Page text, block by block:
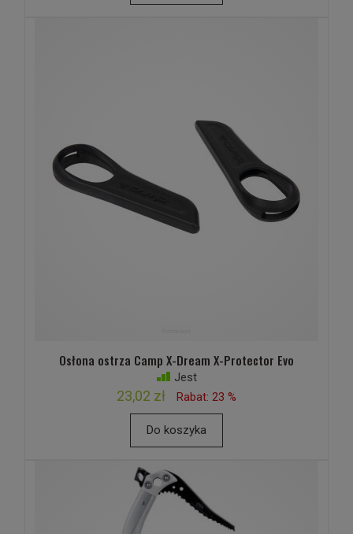
Osłona ostrza Camp X-Dream X-Protector Evo
Jest
23,02 zł Rabat: 23 %
Do koszyka